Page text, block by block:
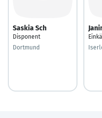
Saskia Sch
Disponent
Dortmund